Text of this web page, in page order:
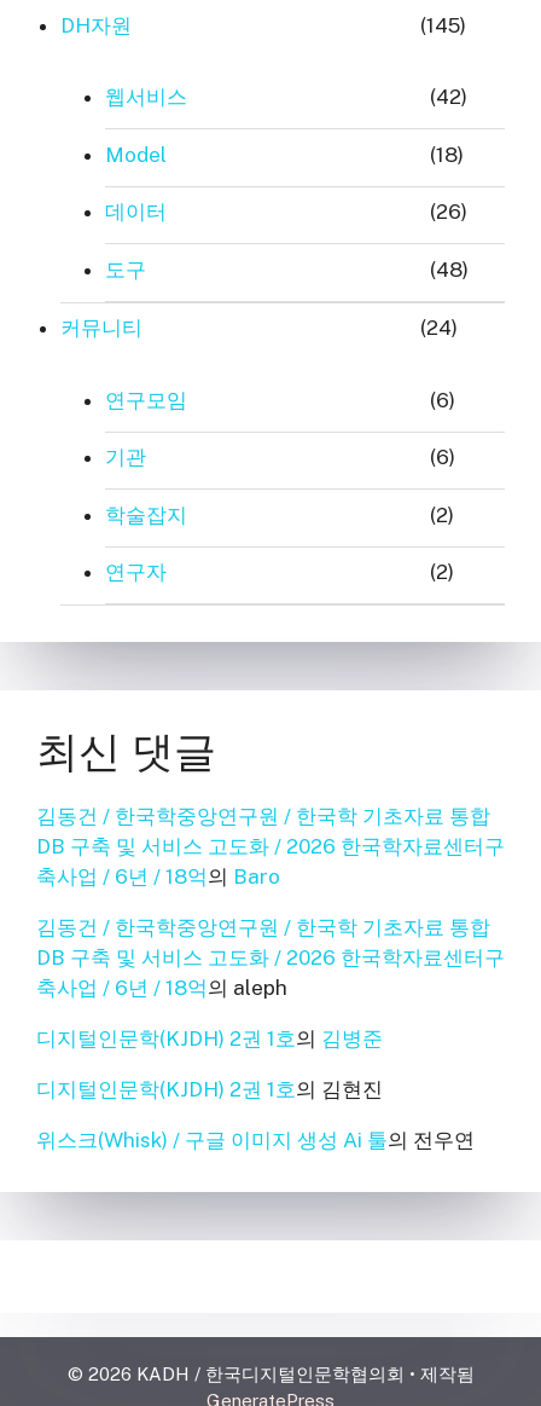
DH자원 (145)
웹서비스 (42)
Model (18)
데이터 (26)
도구 (48)
커뮤니티 (24)
연구모임 (6)
기관 (6)
학술잡지 (2)
연구자 (2)
최신 댓글
김동건 / 한국학중앙연구원 / 한국학 기초자료 통합
DB 구축 및 서비스 고도화 / 2026 한국학자료센터구
축사업 / 6년 / 18억의 Baro
김동건 / 한국학중앙연구원 / 한국학 기초자료 통합
DB 구축 및 서비스 고도화 / 2026 한국학자료센터구
축사업 / 6년 / 18억의 aleph
디지털인문학(KJDH) 2권 1호의 김병준
디지털인문학(KJDH) 2권 1호의 김현진
위스크(Whisk) / 구글 이미지 생성 Ai 툴의 전우연
© 2026 KADH / 한국디지털인문학협의회 • 제작됨
GeneratePress